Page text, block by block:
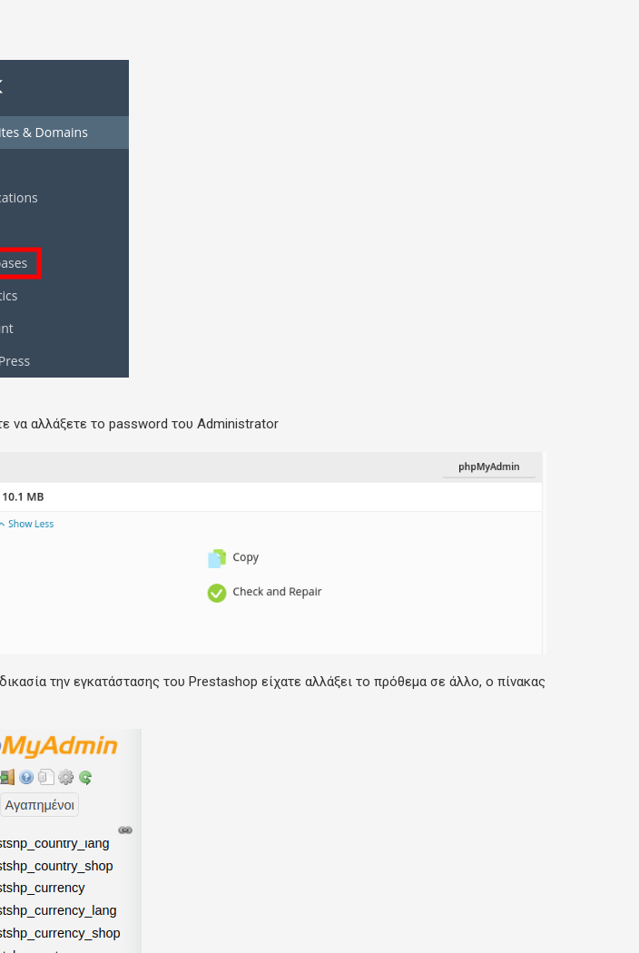
να αλλάξετε το password του Administrator
την εγκατάστασης του Prestashop είχατε αλλάξει το πρόθεμα σε άλλο, o πίνακας